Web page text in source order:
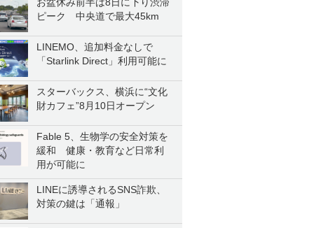
ピーク 中央道で最大45km
LINEMO、追加料金なしで
「Starlink Direct」利用可能に
スターバックス、横浜に“文化
財カフェ”8月10日オープン
Fable 5、生物学の安全対策を
緩和 健康・教育など日常利
用が可能に
LINEに誘導されるSNS詐欺、
対策の鍵は「通報」